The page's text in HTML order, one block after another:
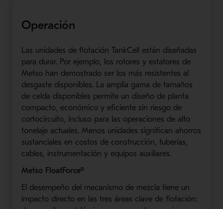
Operación
Las unidades de flotación TankCell están diseñadas
para durar. Por ejemplo, los rotores y estatores de
Metso han demostrado ser los más resistentes al
desgaste disponibles. La amplia gama de tamaños
de celda disponibles permite un diseño de planta
compacto, económico y eficiente sin riesgo de
cortocircuito, incluso para las operaciones de alto
tonelaje actuales. Menos unidades significan ahorros
sustanciales en costos de construcción, tuberías,
cables, instrumentación y equipos auxiliares.
Metso FloatForce®
El desempeño del mecanismo de mezcla tiene un
impacto directo en las tres áreas clave de flotación: